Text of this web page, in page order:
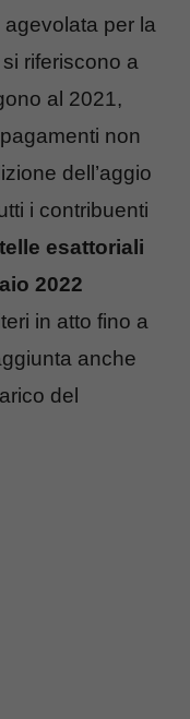
per la
si riferiscono a
al 2021,
non
dell’aggio
i contribuenti
esattoriali
2022
in atto fino a
anche
del